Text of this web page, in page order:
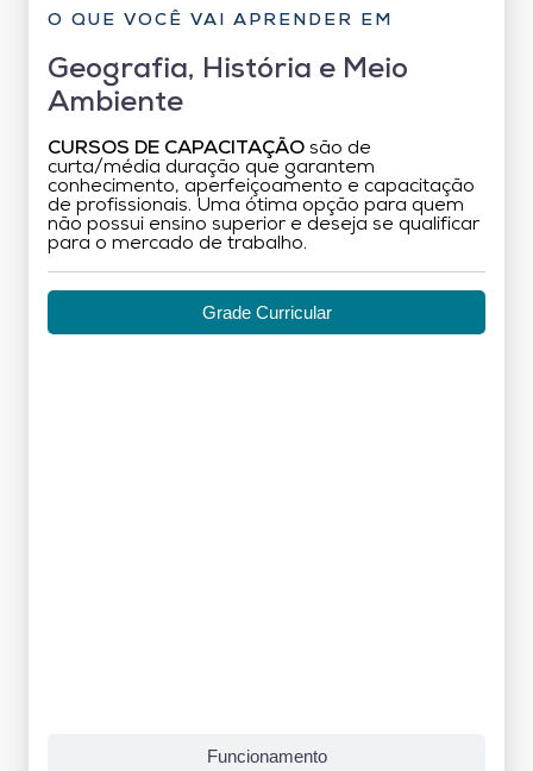
O QUE VOCÊ VAI APRENDER EM
Geografia, História e Meio
Ambiente
CURSOS DE CAPACITAÇÃO são de
curta/média duração que garantem
conhecimento, aperfeiçoamento e capacitação
de profissionais. Uma ótima opção para quem
não possui ensino superior e deseja se qualificar
para o mercado de trabalho.
Grade Curricular
Funcionamento